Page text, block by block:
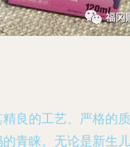
良的工艺、严格的质
青睐。无论是新生儿